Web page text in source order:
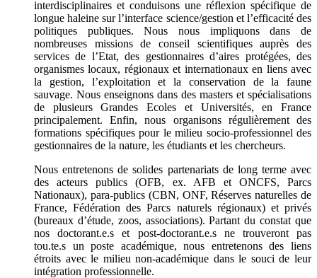
interdisciplinaires et conduisons une réflexion spécifique de
longue haleine sur l’interface science/gestion et l’efficacité des
politiques publiques. Nous nous impliquons dans de
nombreuses missions de conseil scientifiques auprès des
services de l’Etat, des gestionnaires d’aires protégées, des
organismes locaux, régionaux et internationaux en liens avec
la gestion, l’exploitation et la conservation de la faune
sauvage. Nous enseignons dans des masters et spécialisations
de plusieurs Grandes Ecoles et Universités, en France
principalement. Enfin, nous organisons régulièrement des
formations spécifiques pour le milieu socio-professionnel des
gestionnaires de la nature, les étudiants et les chercheurs.
Nous entretenons de solides partenariats de long terme avec
des acteurs publics (OFB, ex. AFB et ONCFS, Parcs
Nationaux), para-publics (CBN, ONF, Réserves naturelles de
France, Fédération des Parcs naturels régionaux) et privés
(bureaux d’étude, zoos, associations). Partant du constat que
nos doctorant.e.s et post-doctorant.e.s ne trouveront pas
tou.te.s un poste académique, nous entretenons des liens
étroits avec le milieu non-académique dans le souci de leur
intégration professionnelle.